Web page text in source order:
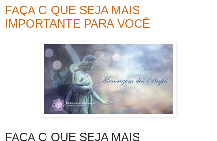
FAÇA O QUE SEJA MAIS
IMPORTANTE PARA VOCÊ
FAÇA O QUE SEJA MAIS